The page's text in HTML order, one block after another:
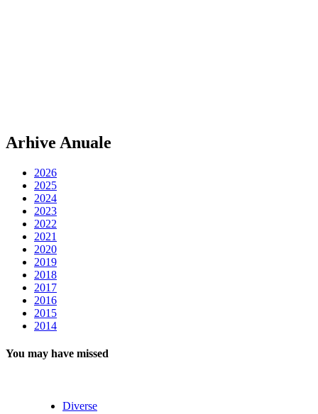
Arhive Anuale
2026
2025
2024
2023
2022
2021
2020
2019
2018
2017
2016
2015
2014
You may have missed
Diverse